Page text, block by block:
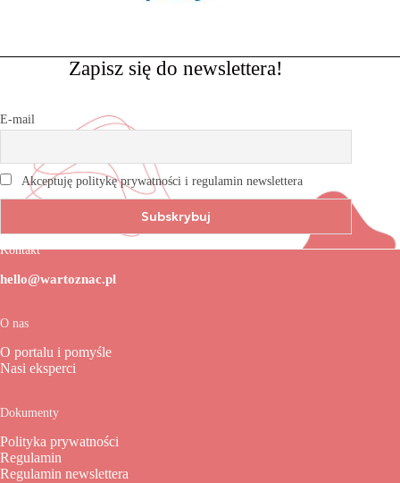
Zapisz się do newslettera!
E-mail
Akceptuję politykę prywatności i regulamin newslettera
Kontakt
hello@wartoznac.pl
O nas
O portalu i pomyśle
Nasi eksperci
Dokumenty
Polityka prywatności
Regulamin
Regulamin newslettera